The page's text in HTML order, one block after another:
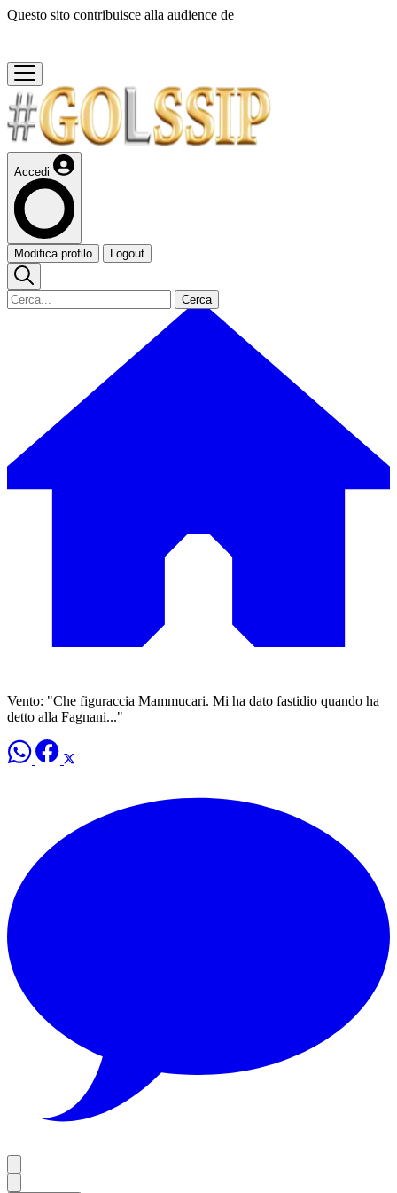
Questo sito contribuisce alla audience de
Accedi
Modifica profilo Logout
Cerca
Vento: "Che figuraccia Mammucari. Mi ha dato fastidio quando ha
detto alla Fagnani..."